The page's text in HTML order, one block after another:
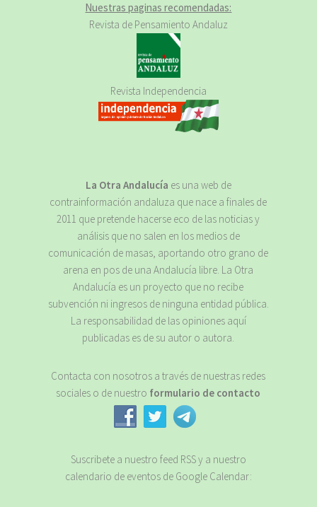
Nuestras paginas recomendadas:
Revista de Pensamiento Andaluz
Revista Independencia
La Otra Andalucía es una web de
contrainformación andaluza que nace a finales de
2011 que pretende hacerse eco de las noticias y
análisis que no salen en los medios de
comunicación de masas, aportando otro grano de
arena en pos de una Andalucía libre. La Otra
Andalucía es un proyecto que no recibe
subvención ni ingresos de ninguna entidad pública.
La responsabilidad de las opiniones aquí
publicadas es de su autor o autora.
Contacta con nosotros a través de nuestras redes
sociales o de nuestro formulario de contacto
Suscribete a nuestro feed RSS y a nuestro
calendario de eventos de Google Calendar: